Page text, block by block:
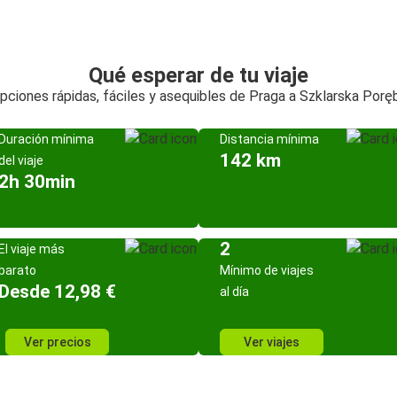
Qué esperar de tu viaje
rápidas, fáciles y asequibles de Praga a Szklarska
mínima
viaje
30min
Distancia mínima
142 km
viaje más
12,98 €
Ver precios
2
Mínimo de viajes
al día
Ver viajes